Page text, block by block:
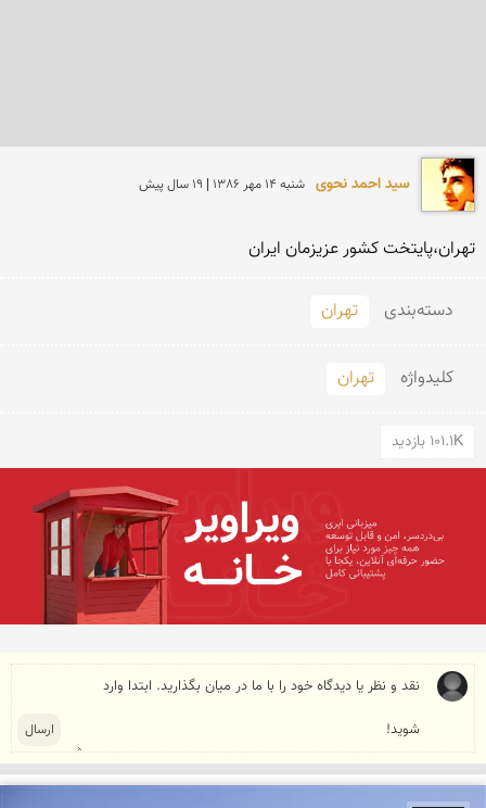
سید احمد نحوی شنبه 14 مهر 1386 | 19 سال پیش
تهران،پایتخت کشور عزیزمان ایران
دسته‌بندی تهران
کلید‌واژه تهران
101.1K بازدید